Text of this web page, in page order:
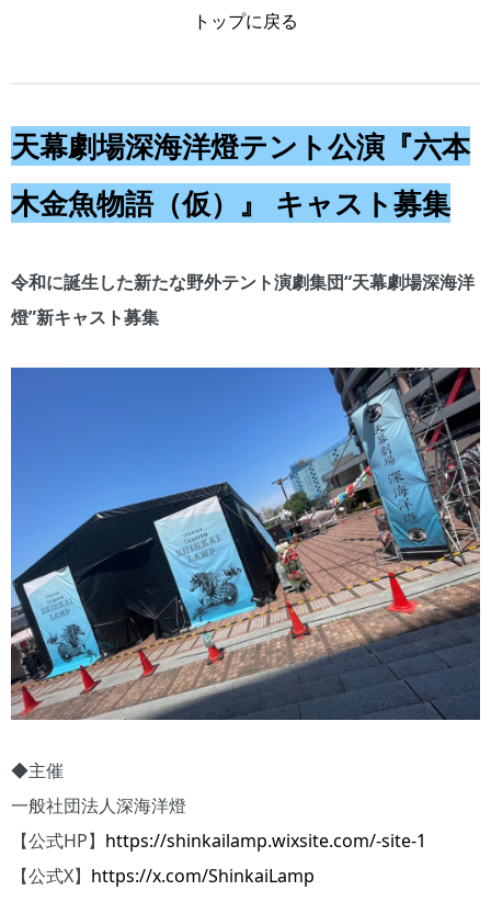
トップに戻る
天幕劇場深海洋燈テント公演『六本
木金魚物語（仮）』 キャスト募集
令和に誕生した新たな野外テント演劇集団“天幕劇場深海洋
燈”新キャスト募集
◆主催
一般社団法人深海洋燈
【公式HP】 https://shinkailamp.wixsite.com/-site-1
【公式X】 https://x.com/ShinkaiLamp